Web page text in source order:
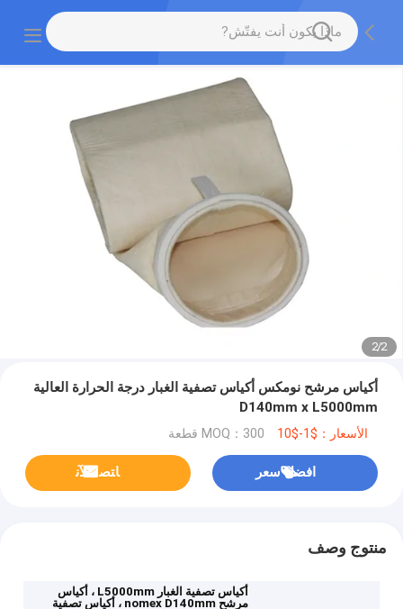
2
/
2
أكياس مرشح نومكس أكياس تصفية الغبار درجة الحرارة العالية
D140mm x L5000mm
الأسعار：$1-$10 MOQ：300 قطعة
افضل سعر ﺎﺘﺼﻟ ﺍﻶﻧ
منتوج وصف
أكياس تصفية الغبار L5000mm ، أكياس
مرشح nomex D140mm ، أكياس تصفية